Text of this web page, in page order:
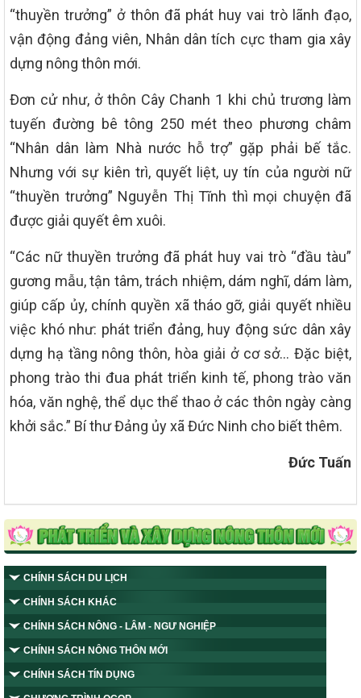
“thuyền trưởng” ở thôn đã phát huy vai trò lãnh đạo,
vận động đảng viên, Nhân dân tích cực tham gia xây
dựng nông thôn mới.
Đơn cử như, ở thôn Cây Chanh 1 khi chủ trương làm
tuyến đường bê tông 250 mét theo phương châm
“Nhân dân làm Nhà nước hỗ trợ” gặp phải bế tắc.
Nhưng với sự kiên trì, quyết liệt, uy tín của người nữ
“thuyền trưởng” Nguyễn Thị Tĩnh thì mọi chuyện đã
được giải quyết êm xuôi.
“Các nữ thuyền trưởng đã phát huy vai trò “đầu tàu”
gương mẫu, tận tâm, trách nhiệm, dám nghĩ, dám làm,
giúp cấp ủy, chính quyền xã tháo gỡ, giải quyết nhiều
việc khó như: phát triển đảng, huy động sức dân xây
dựng hạ tầng nông thôn, hòa giải ở cơ sở… Đặc biệt,
phong trào thi đua phát triển kinh tế, phong trào văn
hóa, văn nghệ, thể dục thể thao ở các thôn ngày càng
khởi sắc.” Bí thư Đảng ủy xã Đức Ninh cho biết thêm.
Đức Tuấn
CHÍNH SÁCH DU LỊCH
CHÍNH SÁCH KHÁC
CHÍNH SÁCH NÔNG - LÂM - NGƯ NGHIỆP
CHÍNH SÁCH NÔNG THÔN MỚI
CHÍNH SÁCH TÍN DỤNG